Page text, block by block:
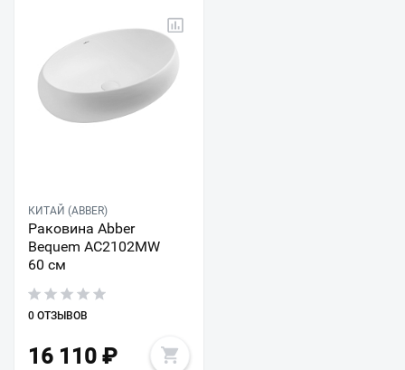
КИТАЙ (ABBER)
Раковина Abber
Bequem AC2102MW
60 см
0 ОТЗЫВОВ
16 110 ₽